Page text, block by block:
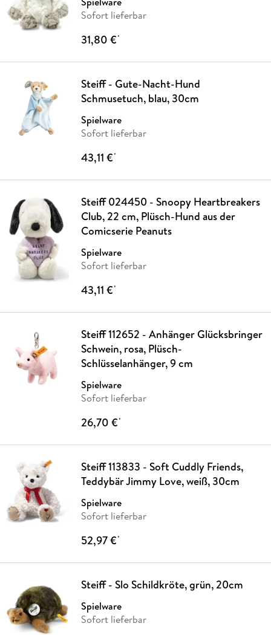
Sofort lieferbar
31,80 €*
Steiff - Gute-Nacht-Hund
Schmusetuch, blau, 30cm
Spielware
Sofort lieferbar
43,11 €*
Steiff 024450 - Snoopy Heartbreakers
Club, 22 cm, Plüsch-Hund aus der
Comicserie Peanuts
Spielware
Sofort lieferbar
43,11 €*
Steiff 112652 - Anhänger Glücksbringer
Schwein, rosa, Plüsch-
Schlüsselanhänger, 9 cm
Spielware
Sofort lieferbar
26,70 €*
Steiff 113833 - Soft Cuddly Friends,
Teddybär Jimmy Love, weiß, 30cm
Spielware
Sofort lieferbar
52,97 €*
Steiff - Slo Schildkröte, grün, 20cm
Spielware
Sofort lieferbar